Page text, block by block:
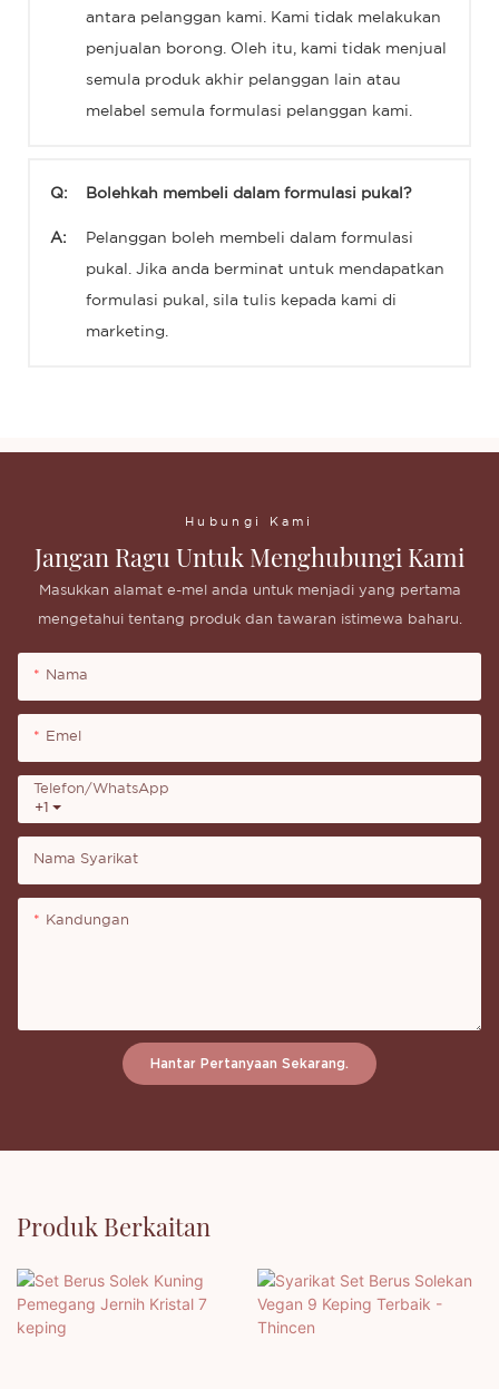
antara pelanggan kami. Kami tidak melakukan
penjualan borong. Oleh itu, kami tidak menjual
semula produk akhir pelanggan lain atau
melabel semula formulasi pelanggan kami.
Q: Bolehkah membeli dalam formulasi pukal?
A: Pelanggan boleh membeli dalam formulasi
pukal. Jika anda berminat untuk mendapatkan
formulasi pukal, sila tulis kepada kami di
marketing.
Hubungi Kami
Jangan Ragu Untuk Menghubungi Kami
Masukkan alamat e-mel anda untuk menjadi yang pertama
mengetahui tentang produk dan tawaran istimewa baharu.
Nama
Emel
+1
Telefon/whatsApp
Nama Syarikat
Kandungan
Hantar Pertanyaan Sekarang.
Produk Berkaitan